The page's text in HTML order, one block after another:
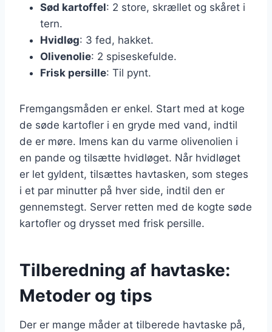
Sød kartoffel: 2 store, skrællet og skåret i
tern.
Hvidløg: 3 fed, hakket.
Olivenolie: 2 spiseskefulde.
Frisk persille: Til pynt.
Fremgangsmåden er enkel. Start med at koge
de søde kartofler i en gryde med vand, indtil
de er møre. Imens kan du varme olivenolien i
en pande og tilsætte hvidløget. Når hvidløget
er let gyldent, tilsættes havtasken, som steges
i et par minutter på hver side, indtil den er
gennemstegt. Server retten med de kogte søde
kartofler og drysset med frisk persille.
Tilberedning af havtaske:
Metoder og tips
Der er mange måder at tilberede havtaske på,